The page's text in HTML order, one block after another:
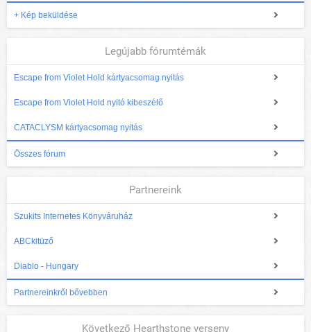
+ Kép beküldése
Legújabb fórumtémák
Escape from Violet Hold kártyacsomag nyitás
Escape from Violet Hold nyitó kibeszélő
CATACLYSM kártyacsomag nyitás
Összes fórum
Partnereink
Szukits Internetes Könyváruház
ABCkitüző
Diablo - Hungary
Partnereinkről bővebben
Következő Hearthstone verseny